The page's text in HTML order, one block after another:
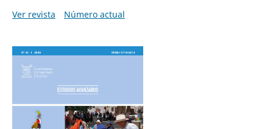
Ver revista
Número actual